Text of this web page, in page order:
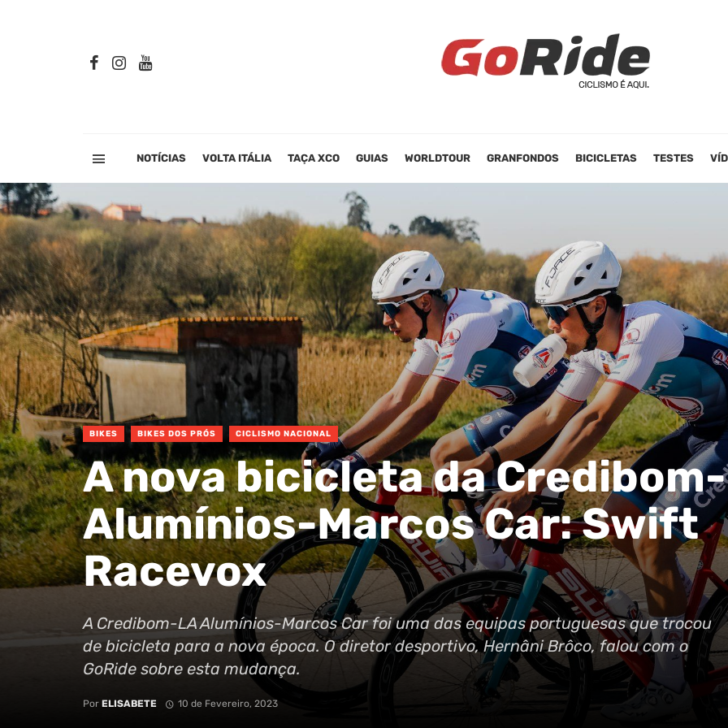
NOTÍCIAS VOLTA ITÁLIA TAÇA XCO GUIAS WORLDTOUR GRANFONDOS BICICLETAS TESTES
BIKES BIKES DOS PRÓS CICLISMO NACIONAL
A nova bicicleta da
Alumínios-Marcos Car: Swift
Racevox
A Credibom-LA Alumínios-Marcos Car foi uma das equipas portuguesas que trocou
de bicicleta para a nova época. O diretor desportivo, Hernâni Brôco, falou com o
GoRide sobre esta mudança.
Por ELISABETE 10 de Fevereiro, 2023